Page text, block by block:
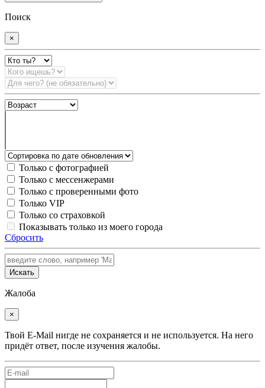
Поиск
×
Только с фотографией
Только с мессенжерами
Только с проверенными фото
Только VIP
Только со страховкой
Показывать только из моего города
Сбросить
Искать
Жалоба
×
Твой E-Mail нигде не сохраняется и не используется. На него
придёт ответ, после изучения жалобы.